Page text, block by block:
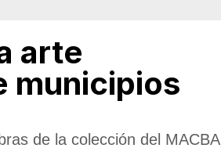
arte
municipios
de la colección del